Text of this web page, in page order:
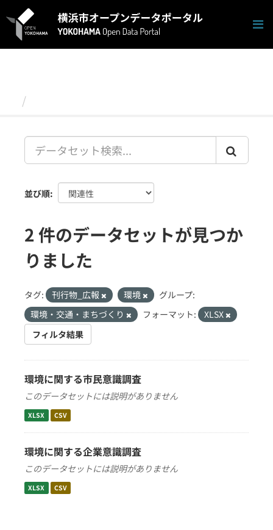
キ
並び順
2 件のデータセットが見つか
りました
タグ: 刊行物_広報 環境
グループ:
環境・交通・まちづくり
フォーマット:
XLSX
フィルタ結果
環境に関する市民意識調査
このデータセットには説明がありません
XLSX CSV
環境に関する企業意識調査
このデータセットには説明がありません
XLSX CSV